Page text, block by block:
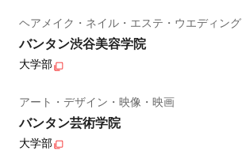
ヘアメイク・ネイル・エステ・ウエディング
バンタン渋谷美容学院
大学部
アート・デザイン・映像・映画
バンタン芸術学院
大学部